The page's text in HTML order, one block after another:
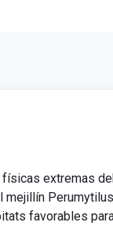
extremas
favorables